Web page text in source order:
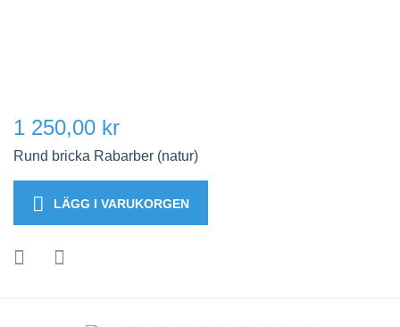
1 250,00 kr
Rund bricka Rabarber (natur)
LÄGG I VARUKORGEN